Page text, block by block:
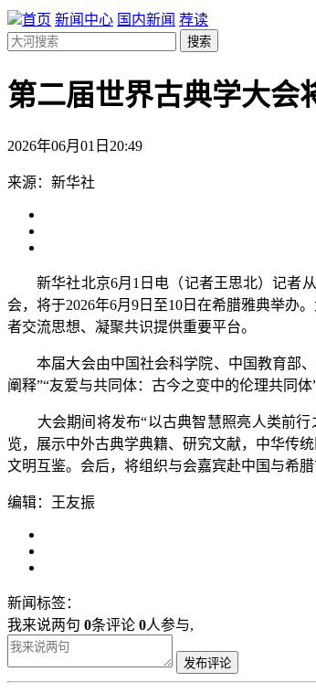
首页 新闻中心 国内新闻 荐读
搜索
第二届世界古典学大会
2026年06月01日20:49
来源：新华社
新华社北京6月1日电（记者王思北）记者从
会，将于2026年6月9日至10日在希腊雅典举办
者交流思想、凝聚共识提供重要平台。
本届大会由中国社会科学院、中国教育部、
阐释”“友爱与共同体：古今之变中的伦理共同
大会期间将发布“以古典智慧照亮人类前行
览，展示中外古典学典籍、研究文献，中华传
文明互鉴。会后，将组织与会嘉宾赴中国与希
编辑：王友振
新闻标签：
我来说两句 0条评论 0人参与,
发布评论